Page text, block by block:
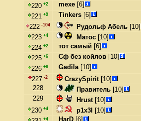
220 +2 mexe [6]
221 +9 Tinkers [6]
222 -104 Рудольф Абель [10]
223 +4 Матос [10]
224 +2 тот самый [6]
225 +6 Сф без койлов [10]
226 +6 Gadila[10]
227 -2 CrazySpirit[10]
228
Правитель [10]
229
Hrust[10]
230 +4 p1x3l
[10]
+4 HarD [6]